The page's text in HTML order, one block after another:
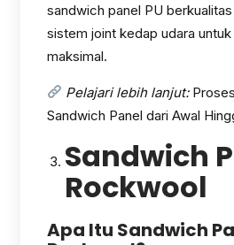
sandwich panel PU
sistem joint kedap udara
maksimal.
Pelajari lebih lanjut:
Sandwich Panel dari Awal
Sandwich
Rockwool
Apa Itu Sandwich